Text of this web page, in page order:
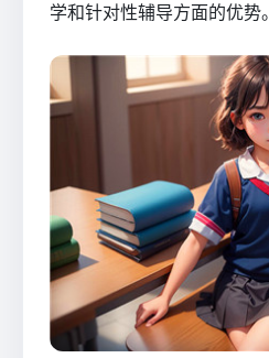
学和针对性辅导方面的优势。